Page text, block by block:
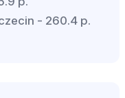
- 260.4 p.